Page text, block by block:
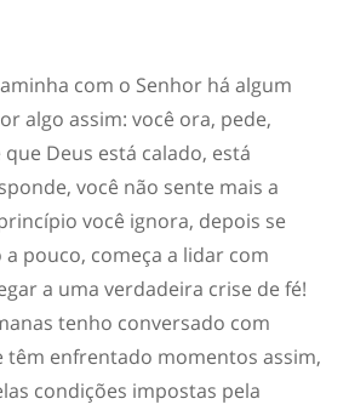
com o Senhor há algum
algo assim: você ora, pede,
Deus está calado, está
você não sente mais a
você ignora, depois se
pouco, começa a lidar com
a uma verdadeira crise de fé!
tenho conversado com
têm enfrentado momentos assim,
condições impostas pela